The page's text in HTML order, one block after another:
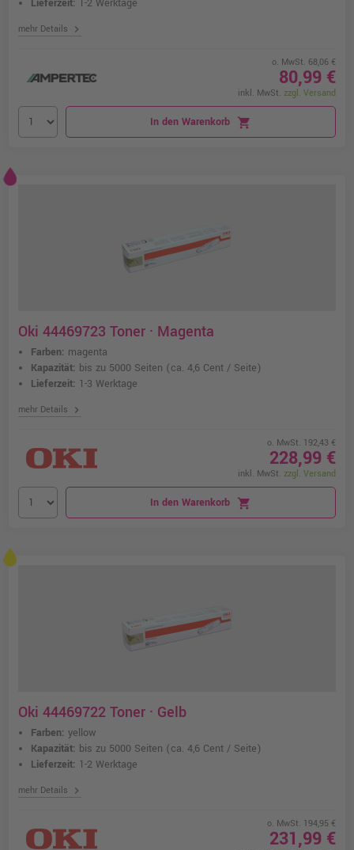
Lieferzeit: 1-2 Werktage
mehr Details chevron_right
o. MwSt. 68,06 €
80,99 €
inkl. MwSt. zzgl. Versand
In den Warenkorb shopping_cart
Oki 44469723 Toner · Magenta
Farben: magenta
Kapazität: bis zu 5000 Seiten (ca. 4,6 Cent / Seite)
Lieferzeit: 1-3 Werktage
mehr Details chevron_right
o. MwSt. 192,43 €
228,99 €
inkl. MwSt. zzgl. Versand
In den Warenkorb shopping_cart
Oki 44469722 Toner · Gelb
Farben: yellow
Kapazität: bis zu 5000 Seiten (ca. 4,6 Cent / Seite)
Lieferzeit: 1-2 Werktage
mehr Details chevron_right
o. MwSt. 194,95 €
231,99 €